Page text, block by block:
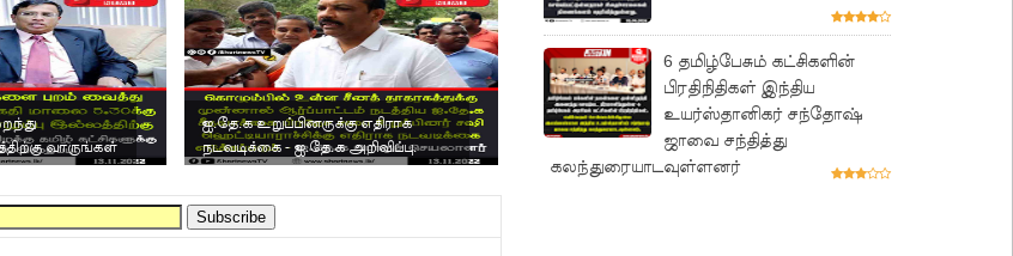
வாருங்கள்
ஐ.தே.க உறுப்பினருக்கு எதிராக
நடவடிக்கை - ஐ.தே.க அறிவிப்பு.
6 தமிழ்பேசும் கட்சிகளின்
பிரதிநிதிகள் இந்திய
உயர்ஸ்தானிகர் சந்தோஷ்
ஜாவை சந்தித்து
கலந்துரையாடவுள்ளனர்